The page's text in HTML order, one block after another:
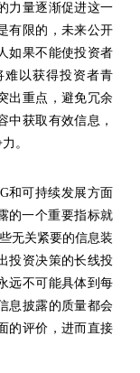
力量逐渐促进这一
有限的，未来公开
如果不能使投资者
难以获得投资者青
出重点，避免冗余
中获取有效信息，
。
和可持续发展方面
的一个重要指标就
无关紧要的信息装
投资决策的长线投
远不可能具体到每
息披露的质量都会
的评价，进而直接